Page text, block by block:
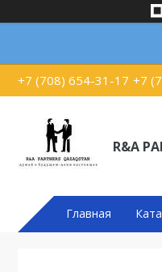
+7 (708) 654-31-17 +7
R&A
Главная